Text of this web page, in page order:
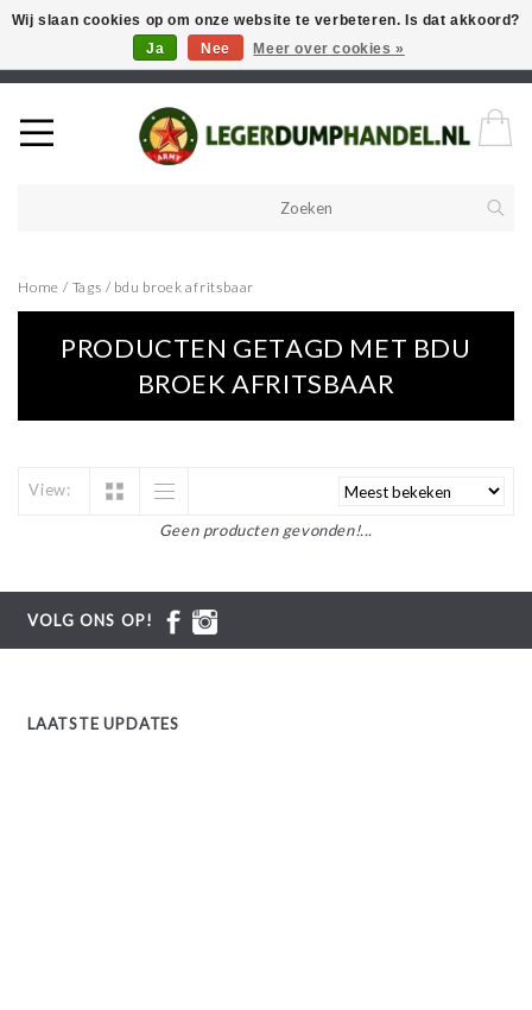
Welkom in onze webshop! Als u een product zoekt en deze niet kan
vinden in de webwinkel, neem vooral contact op!
Home / Tags / bdu broek afritsbaar
PRODUCTEN GETAGD MET BDU
BROEK AFRITSBAAR
View:
Geen producten gevonden!...
VOLG ONS OP!
LAATSTE UPDATES
Wij slaan cookies op om onze website te verbeteren. Is dat akkoord?
Ja
Nee Meer over cookies »